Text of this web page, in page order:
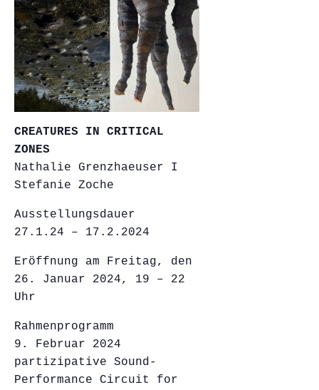
CREATURES IN CRITICAL
ZONES
Nathalie Grenzhaeuser I
Stefanie Zoche
Ausstellungsdauer
27.1.24 – 17.2.2024
Eröffnung am Freitag, den
26. Januar 2024, 19 – 22
Uhr
Rahmenprogramm
9. Februar 2024
partizipative Sound-
Performance Circuit for